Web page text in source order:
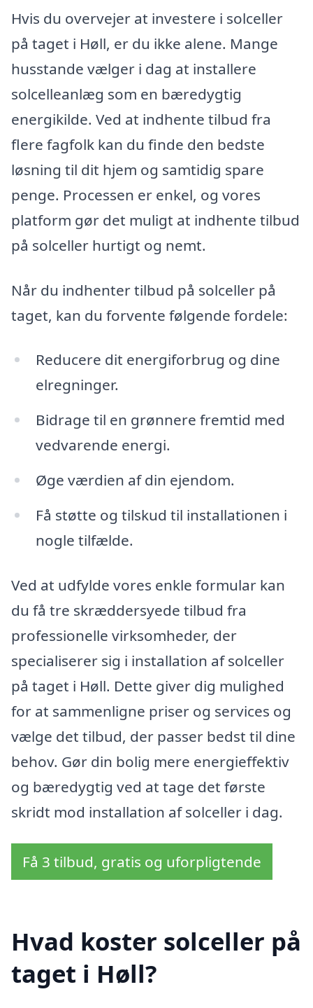
Hvis du overvejer at investere i solceller
på taget i Høll, er du ikke alene. Mange
husstande vælger i dag at installere
solcelleanlæg som en bæredygtig
energikilde. Ved at indhente tilbud fra
flere fagfolk kan du finde den bedste
løsning til dit hjem og samtidig spare
penge. Processen er enkel, og vores
platform gør det muligt at indhente tilbud
på solceller hurtigt og nemt.
Når du indhenter tilbud på solceller på
taget, kan du forvente følgende fordele:
Reducere dit energiforbrug og dine
elregninger.
Bidrage til en grønnere fremtid med
vedvarende energi.
Øge værdien af din ejendom.
Få støtte og tilskud til installationen i
nogle tilfælde.
Ved at udfylde vores enkle formular kan
du få tre skræddersyede tilbud fra
professionelle virksomheder, der
specialiserer sig i installation af solceller
på taget i Høll. Dette giver dig mulighed
for at sammenligne priser og services og
vælge det tilbud, der passer bedst til dine
behov. Gør din bolig mere energieffektiv
og bæredygtig ved at tage det første
skridt mod installation af solceller i dag.
Få 3 tilbud, gratis og uforpligtende
Hvad koster solceller på
taget i Høll?